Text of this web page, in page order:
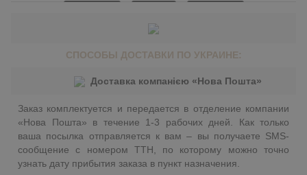
СПОСОБЫ ДОСТАВКИ ПО УКРАИНЕ:
Доставка компанією «Нова Пошта»
Заказ комплектуется и передается в отделение компании
«Нова Пошта» в течение 1-3 рабочих дней. Как только
ваша посылка отправляется к вам – вы получаете SMS-
сообщение с номером ТТН, по которому можно точно
узнать дату прибытия заказа в пункт назначения.